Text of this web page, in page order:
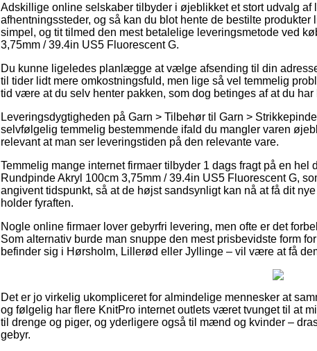
Adskillige online selskaber tilbyder i øjeblikket et stort udvalg af
afhentningssteder, og så kan du blot hente de bestilte
simpel, og tit tilmed den mest betalelige leveringsmetode ved
3,75mm / 39.4in US5 Fluorescent G.
Du kunne ligeledes planlægge at vælge afsending til din
til tider lidt mere omkostningsfuld, men lige så vel temmelig
tid være at du selv henter pakken, som dog betinges af at du
Leveringsdygtigheden på Garn > Tilbehør til Garn >
selvfølgelig temmelig bestemmende ifald du mangler varen
relevant at man ser leveringstiden på den relevante vare.
Temmelig mange internet firmaer tilbyder 1 dags fragt på en hel
Rundpinde Akryl 100cm 3,75mm / 39.4in US5 Fluorescent G,
angivent tidspunkt, så at de højst sandsynligt kan nå at få dit
holder fyraften.
Nogle online firmaer lover gebyrfri levering, men ofte er det
Som alternativ burde man snuppe den mest prisbevidste form
befinder sig i Hørsholm, Lillerød eller Jyllinge – vil være at få
Det er jo virkelig ukompliceret for almindelige mennesker at
og følgelig har flere KnitPro internet outlets været tvunget til at
til drenge og piger, og yderligere også til mænd og kvinder –
gebyr.